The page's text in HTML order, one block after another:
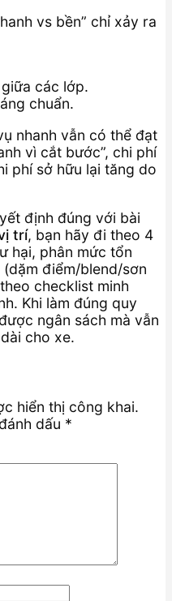
vs bền” chỉ xảy ra
các lớp.
chuẩn.
nhanh vẫn có thể đạt
vì cắt bước”, chi phí
phí sở hữu lại tăng do
định đúng với bài
trí, bạn hãy đi theo 4
hại, phân mức tổn
điểm/blend/sơn
checklist minh
Khi làm đúng quy
ngân sách mà vẫn
cho xe.
hiển thị công khai.
dấu *